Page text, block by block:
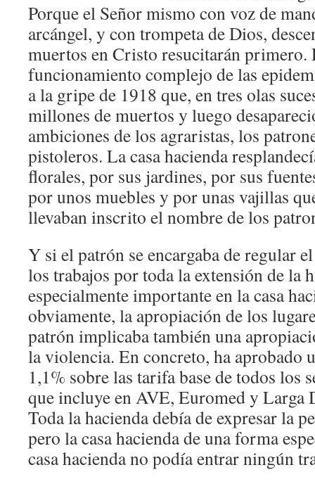
Porque el Señor mismo con voz de
arcángel, y con trompeta de Dios,
muertos en Cristo resucitarán primero.
funcionamiento complejo de las
a la gripe de 1918 que, en tres olas
millones de muertos y luego
ambiciones de los agraristas, los
pistoleros. La casa hacienda
florales, por sus jardines, por sus
por unos muebles y por unas vajillas
llevaban inscrito el nombre de los
Y si el patrón se encargaba de regular
los trabajos por toda la extensión de la
especialmente importante en la casa
obviamente, la apropiación de los
patrón implicaba también una
la violencia. En concreto, ha aprobado
1,1% sobre las tarifa base de todos los
que incluye en AVE, Euromed y Larga
Toda la hacienda debía de expresar la
pero la casa hacienda de una forma
casa hacienda no podía entrar ningún